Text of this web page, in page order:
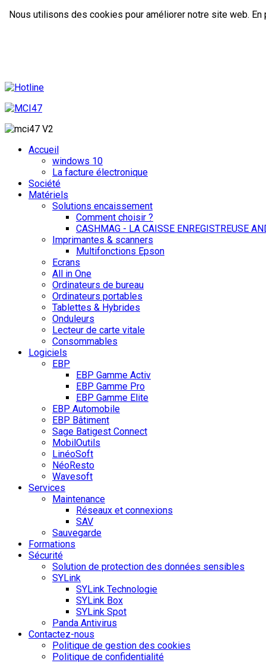
Accueil
windows 10
La facture électronique
Société
Matériels
Solutions encaissement
Comment choisir ?
CASHMAG - LA CAISSE ENREGISTREUSE
Imprimantes & scanners
Multifonctions Epson
Ecrans
All in One
Ordinateurs de bureau
Ordinateurs portables
Tablettes & Hybrides
Onduleurs
Lecteur de carte vitale
Consommables
Logiciels
EBP
EBP Gamme Activ
EBP Gamme Pro
EBP Gamme Elite
EBP Automobile
EBP Bâtiment
Sage Batigest Connect
MobilOutils
LinéoSoft
NéoResto
Wavesoft
Services
Maintenance
Réseaux et connexions
SAV
Sauvegarde
Formations
Sécurité
Solution de protection des données sensibles
SYLink
SYLink Technologie
SYLink Box
SYLink Spot
Panda Antivirus
Contactez-nous
Politique de gestion des cookies
Politique de confidentialité
Nous utilisons des cookies pour améliorer notre site web.